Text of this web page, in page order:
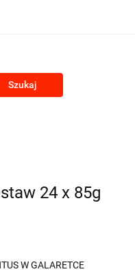
24 x 85g
W GALARETCE